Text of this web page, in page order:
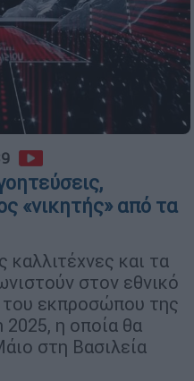
«νικητής» από τα
και τα
στον εθνικό
του εκπροσώπου της
η οποία θα
στη Βασιλεία